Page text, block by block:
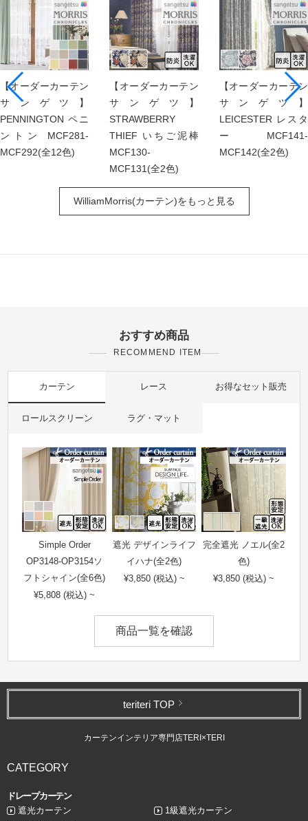
【オーダーカーテン
サンゲツ】
PENNINGTON ペニ
ントン MCF281-
MCF292(全12色)
【オーダーカーテン
サンゲツ】
STRAWBERRY
THIEF いちご泥棒
MCF130-
MCF131(全2色)
【オーダーカーテン
サンゲツ】
LEICESTER レスタ
ー MCF141-
MCF142(全2色)
WilliamMorris(カーテン)をもっと見る
おすすめ商品
RECOMMEND ITEM
カーテン レース お得なセット販売
ロールスクリーン ラグ・マット
Simple Order
OP3148-OP3154ソ
フトシャイン(全6色)
¥5,808 (税込) ~
遮光 デザインライフ
イハナ(全2色)
¥3,850 (税込) ~
完全遮光 ノエル(全2
色)
¥3,850 (税込) ~
商品一覧を確認
teriteri TOP
カーテンインテリア専門店TERI×TERI
CATEGORY
ドレープカーテン
遮光カーテン
1級遮光カーテン